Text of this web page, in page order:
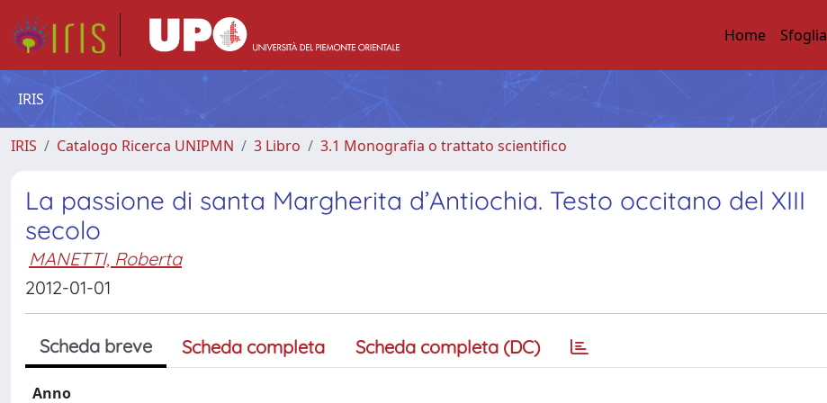
Home Sfoglia
IRIS
IRIS Catalogo Ricerca UNIPMN 3 Libro 3.1 Monografia o trattato scientifico
La passione di santa Margherita d’Antiochia. Testo occitano del XIII
secolo
MANETTI, Roberta
2012-01-01
Scheda breve Scheda completa Scheda completa (DC)
Anno